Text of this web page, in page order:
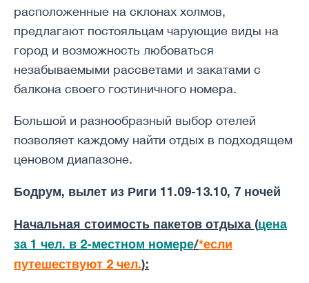
расположенные на склонах холмов,
предлагают постояльцам чарующие виды на
город и возможность любоваться
незабываемыми рассветами и закатами с
балкона своего гостиничного номера.
Большой и разнообразный выбор отелей
позволяет каждому найти отдых в подходящем
ценовом диапазоне.
Бодрум, вылет из Риги 11.09-13.10, 7 ночей
Начальная стоимость пакетов отдыха (цена
за 1 чел. в 2-местном номере/*если
путешествуют 2 чел.):